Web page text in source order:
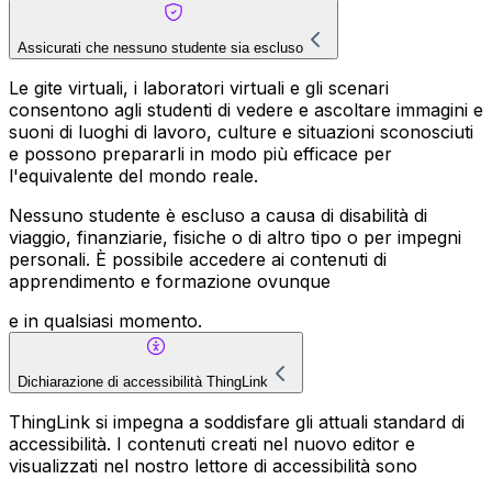
Assicurati che nessuno studente sia escluso
Le gite virtuali, i laboratori virtuali e gli scenari
consentono agli studenti di vedere e ascoltare immagini e
suoni di luoghi di lavoro, culture e situazioni sconosciuti
e possono prepararli in modo più efficace per
l'equivalente del mondo reale.
Nessuno studente è escluso a causa di disabilità di
viaggio, finanziarie, fisiche o di altro tipo o per impegni
personali. È possibile accedere ai contenuti di
apprendimento e formazione ovunque
e in qualsiasi momento.
Dichiarazione di accessibilità ThingLink
ThingLink si impegna a soddisfare gli attuali standard di
accessibilità. I contenuti creati nel nuovo editor e
visualizzati nel nostro lettore di accessibilità sono